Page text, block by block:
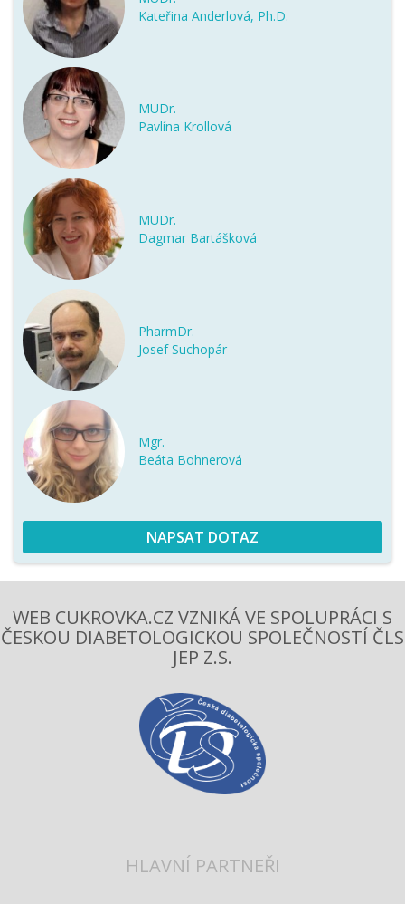
Kateřina Anderlová, Ph.D.
MUDr.
Pavlína Krollová
MUDr.
Dagmar Bartášková
PharmDr.
Josef Suchopár
Mgr.
Beáta Bohnerová
NAPSAT DOTAZ
WEB CUKROVKA.CZ VZNIKÁ VE SPOLUPRÁCI S
ČESKOU DIABETOLOGICKOU SPOLEČNOSTÍ ČLS
JEP Z.S.
HLAVNÍ PARTNEŘI